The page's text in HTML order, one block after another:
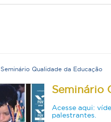
Seminário Qualidade da Educação
Seminário
Acesse aqui:
palestrantes.